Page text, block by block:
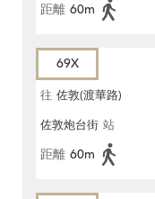
距離 60m
69X
往 佐敦(渡華路)
佐敦炮台街 站
距離 60m